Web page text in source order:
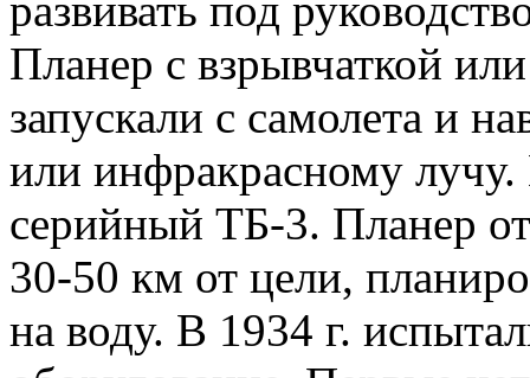
развивать под
Планер с взрывчаткой
запускали с самолета и
или инфракрасному лучу.
серийный ТБ-3. Планер
30-50 км от цели,
на воду. В 1934 г.